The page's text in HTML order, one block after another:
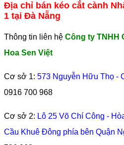
Địa chỉ bán kéo cắt cành
1 tại Đà Nẵng
Thông tin liên hệ Công ty TNHH
Hoa Sen Việt
Cơ sở 1: 573 Nguyễn Hữu Thọ -
0916 700 968
Cơ sở 2: Lô 25 Võ Chí Công -
Cầu Khuê Đông phía bên Quận